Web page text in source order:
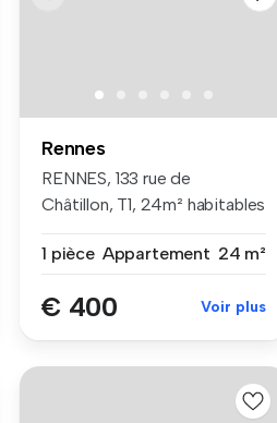
Rennes
RENNES, 133 rue de
Châtillon, T1, 24m² habitables
1 pièce Appartement 24 m²
€ 400 Voir plus